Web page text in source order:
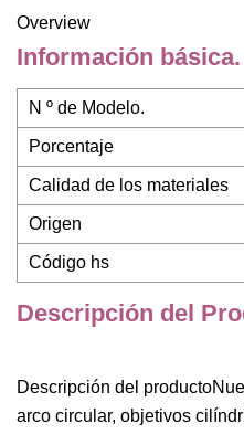
Overview
Información básica.
N º de Modelo.
Porcentaje
Calidad de los materiales
Origen
Código hs
Descripción del
Descripción del
arco circular, objetivos